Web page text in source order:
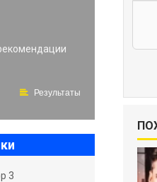
Результаты
3